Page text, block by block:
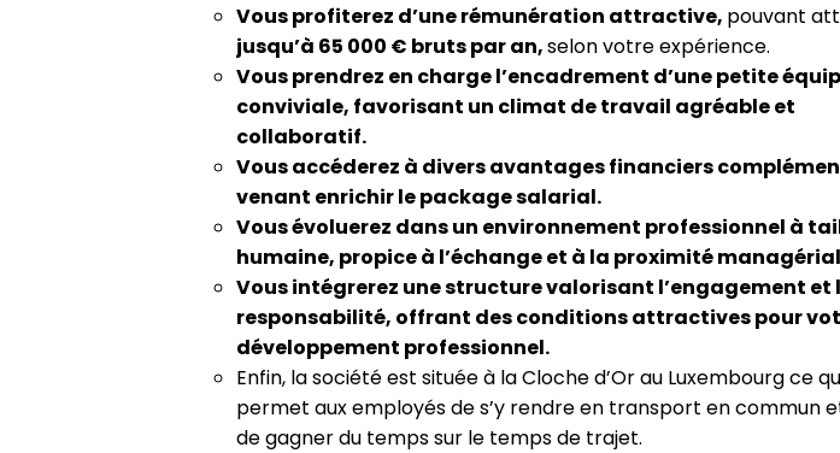
Vous profiterez d’une rémunération attractive, pouvant
jusqu’à 65 000 € brutspar an,selon votre expérience.
Vous prendrez en charge l’encadrement d’une petite
conviviale, favorisant un climat de travail agréable et
collaboratif.
Vous accéderez à divers avantages financiers
venant enrichir le package salarial.
Vous évoluerez dans un environnement professionnel à
humaine, propice à l’échange et à la proximité
Vous intégrerez une structure valorisant l’engagement et
responsabilité, offrant des conditions attractives pour
développement professionnel.
Enfin, la société est située à la Cloche d’Or au Luxembourg ce
permet aux employés de s’y rendre en transport en commun
de gagner du temps sur le temps de trajet.